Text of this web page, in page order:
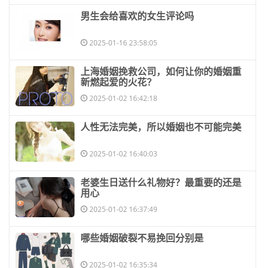
​男生会给喜欢的女生评论吗
2025-01-16 23:58:05
​上海婚姻挽救公司，如何让你的婚姻重
新燃起爱的火花？
2025-01-02 16:42:18
​人性无法完美，所以婚姻也不可能完美
2025-01-02 16:40:03
​老婆生日送什么礼物好？最重要的还是
用心
2025-01-02 16:37:49
​哪些婚姻破裂不易挽回分别是
2025-01-02 16:35:34